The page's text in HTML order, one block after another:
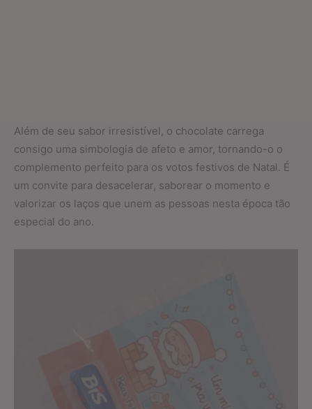
Além de seu sabor irresistível, o chocolate carrega
consigo uma simbologia de afeto e amor, tornando-o o
complemento perfeito para os votos festivos de Natal. É
um convite para desacelerar, saborear o momento e
valorizar os laços que unem as pessoas nesta época tão
especial do ano.